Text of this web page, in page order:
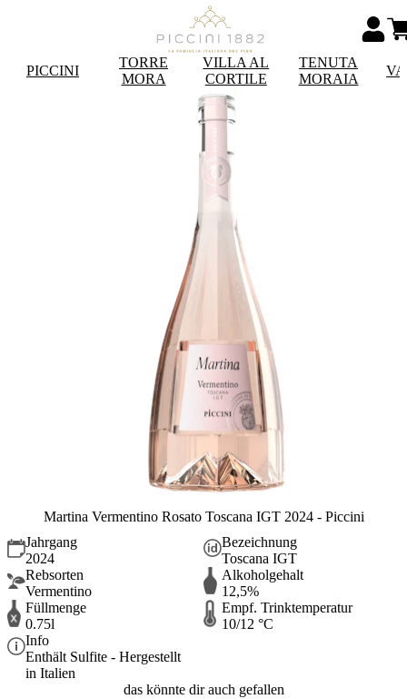
PICCINI
TORRE
MORA
VILLA AL
CORTILE
TENUTA
MORAIA
Martina Vermentino Rosato Toscana IGT 2024 - Piccini
Jahrgang
2024
Bezeichnung
Toscana IGT
Rebsorten
Vermentino
Alkoholgehalt
12,5%
Füllmenge
0.75l
Empf. Trinktemperatur
10/12 °C
Info
Enthält Sulfite - Hergestellt
in Italien
das könnte dir auch gefallen